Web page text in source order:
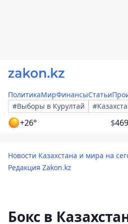
ПолитикаМирФинансыСтатьи
#Выборы в Курултай
+26° $
Новости Казахстана и мира на
Редакция Zakon.kz
Бокс в